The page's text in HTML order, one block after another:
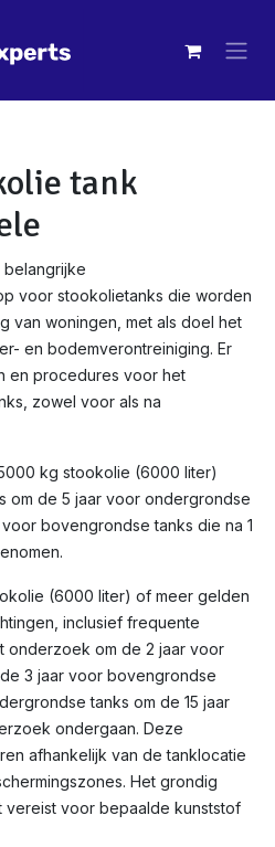
tank
voor stookolietanks die worden
van woningen, met als doel het
en bodemverontreiniging. Er
en procedures voor het
zowel voor als na
kg stookolie (6000 liter)
om de 5 jaar voor ondergrondse
bovengrondse tanks die na 1
(6000 liter) of meer gelden
inclusief frequente
onderzoek om de 2 jaar voor
3 jaar voor bovengrondse
tanks om de 15 jaar
ondergaan. Deze
afhankelijk van de tanklocatie
Het grondig
voor bepaalde kunststof